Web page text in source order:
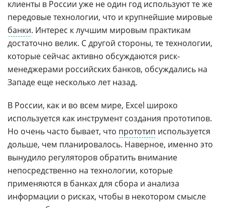
клиенты в России уже не один год используют те же
передовые технологии, что и крупнейшие мировые
банки. Интерес к лучшим мировым практикам
достаточно велик. С другой стороны, те технологии,
которые сейчас активно обсуждаются риск-
менеджерами российских банков, обсуждались на
Западе еще несколько лет назад.
В России, как и во всем мире, Excel широко
используется как инструмент создания прототипов.
Но очень часто бывает, что прототип используется
дольше, чем планировалось. Наверное, именно это
вынудило регуляторов обратить внимание
непосредственно на технологии, которые
применяются в банках для сбора и анализа
информации о рисках, чтобы в некотором смысле